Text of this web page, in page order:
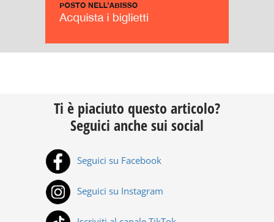
Ti è piaciuto questo articolo?
Seguici anche sui social
Seguici su Facebook
Seguici su Instagram